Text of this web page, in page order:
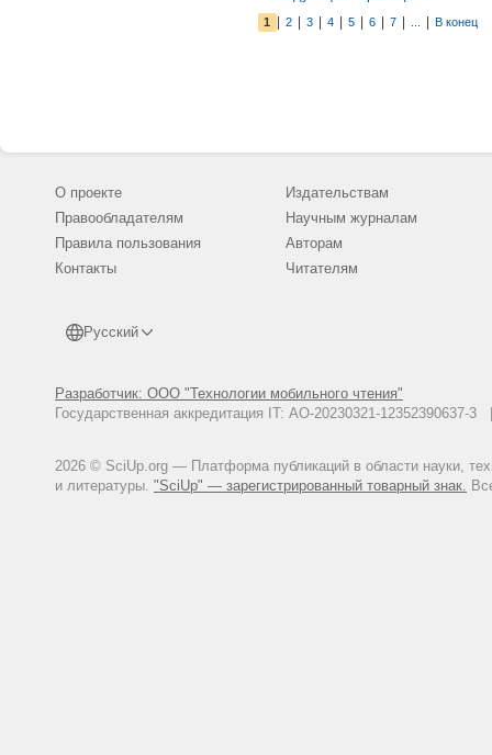
1 2 3 4 5 6 7 В конец
О проекте
Правообладателям
Правила пользования
Контакты
Русский
Разработчик: ООО "Технологии мобильного чтения"
Государственная аккредитация IT: АО-20230321-
2026 © SciUp.org — Платформа публикаций в области науки,
и литературы. "SciUp" — зарегистрированный товарный знак.
Издательствам
Научным журналам
Авторам
Читателям